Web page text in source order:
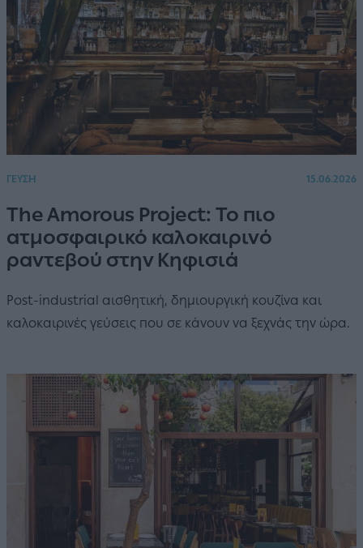
ΓΕΥΣΗ 15.06.2026
The Amorous Project: Το πιο
ατμοσφαιρικό καλοκαιρινό
ραντεβού στην Κηφισιά
Post-industrial αισθητική, δημιουργική κουζίνα και
καλοκαιρινές γεύσεις που σε κάνουν να ξεχνάς την ώρα.